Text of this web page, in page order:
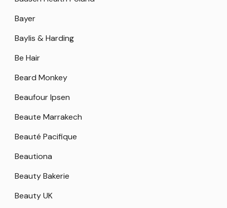
Bayer
Baylis & Harding
Be Hair
Beard Monkey
Beaufour Ipsen
Beaute Marrakech
Beauté Pacifique
Beautiona
Beauty Bakerie
Beauty UK